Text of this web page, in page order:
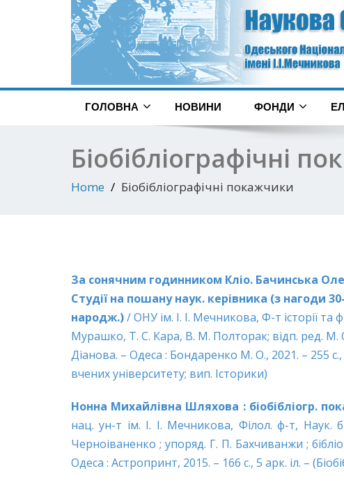
ГОЛОВНА НОВИНИ ФОНДИ
Біобібліографічні
Home Біобібліографічні покажчики
За сонячним годинником Кліо. Бачинська
Студії на пошану наук. керівника (з нагоди
народж.)/ ОНУ ім. І. І. Мечникова, Ф-т історії та
Мурашко, Т. С. Кара, В. М. Полторак; відп. ред. М.
Діанова. – Одеса : Бондаренко М. О., 2021. – 255 с.,
вчених університету; вип. Історики)
Нонна Михайлівна Шляхова : бiобiблiогр.
нац. ун-т ім. І. І. Мечникова, Філол. ф-т,
Черноіваненко ; упоряд. Г. П. Бахчиванжи ;
Одеса : Астропринт, 2015. – 166 с., 5 арк. іл. –